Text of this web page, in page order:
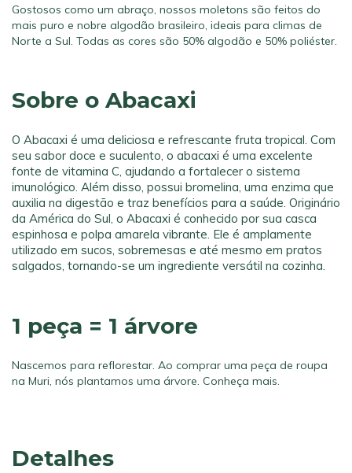
Gostosos como um abraço, nossos moletons são feitos do
mais puro e nobre algodão brasileiro, ideais para climas de
Norte a Sul. Todas as cores são 50% algodão e 50% poliéster.
Sobre o Abacaxi
O Abacaxi é uma deliciosa e refrescante fruta tropical. Com
seu sabor doce e suculento, o abacaxi é uma excelente
fonte de vitamina C, ajudando a fortalecer o sistema
imunológico. Além disso, possui bromelina, uma enzima que
auxilia na digestão e traz benefícios para a saúde. Originário
da América do Sul, o Abacaxi é conhecido por sua casca
espinhosa e polpa amarela vibrante. Ele é amplamente
utilizado em sucos, sobremesas e até mesmo em pratos
salgados, tornando-se um ingrediente versátil na cozinha.
1 peça = 1 árvore
Nascemos para reflorestar. Ao comprar uma peça de roupa
na Muri, nós plantamos uma árvore. Conheça mais.
Detalhes